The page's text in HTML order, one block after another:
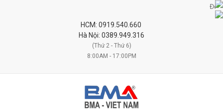
Đối tác
HCM: 0919.540.660
Hà Nội: 0389.949.316
(Thứ 2 - Thứ 6)
8:00AM - 17:00PM